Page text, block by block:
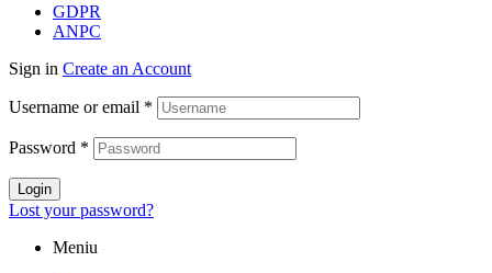
GDPR
ANPC
Sign in Create an Account
Username or email *
Password *
Login
Lost your password?
Meniu